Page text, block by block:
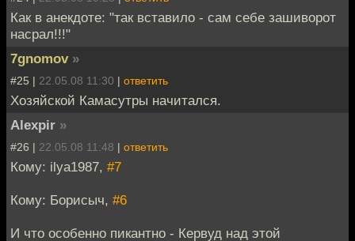
Как в анекдоте: "так вставило - сам себе зашиворот
насрал!!!"
7gnomov »
#25 | 22.05.08 11:30 | ответить
Хозяйской Камасутры начитался.
Alexpir »
#26 | 22.05.08 11:48 | ответить
Кому: ilya1987, #7
Кому: Борисыч, #6
И что особенно пикантно - Кервуд над этой